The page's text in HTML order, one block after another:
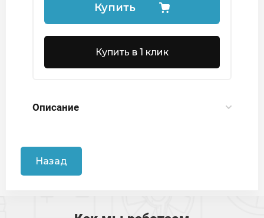
Купить
Купить в 1 клик
Описание
Назад